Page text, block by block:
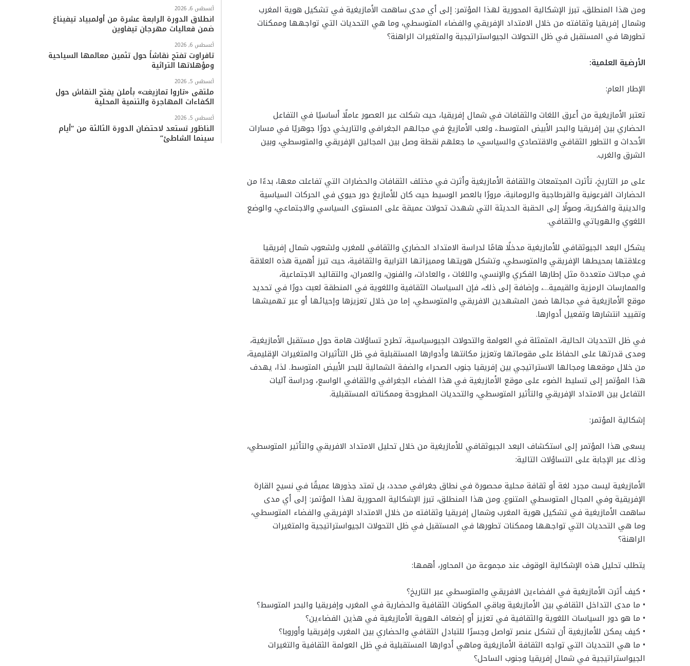
ومن هذا المنطلق، تبرز الإشكالية المحورية لهذا المؤتمر: إلى أي مدى ساهمت الأمازيغية في تشكيل هوية المغرب
وشمال إفريقيا وثقافته من خلال الامتداد الإفريقي والفضاء المتوسطي، وما هي التحديات التي تواجهها وممكنات
تطورها في المستقبل في ظل التحولات الجيواستراتيجية والمتغيرات الراهنة؟
الأرضية العلمية:
الإطار العام:
تعتبر الأمازيغية من أعرق اللغات والثقافات في شمال إفريقيا، حيث شكلت عبر العصور عاملًا أساسيًا في التفاعل
الحضاري بين إفريقيا والبحر الأبيض المتوسط.، ولعب الأمازيغ في مجالهم الجغرافي والتاريخي دورًا جوهريًا في مسارات
الأحداث و التطور الثقافي والاقتصادي والسياسي، ما جعلهم نقطة وصل بين المجالين الإفريقي والمتوسطي، وبين
الشرق والغرب.
على مر التاريخ، تأثرت المجتمعات والثقافة الأمازيغية وأثرت في مختلف الثقافات والحضارات التي تفاعلت معها، بدءًا من
الحضارات الفرعونية والقرطاجية والرومانية، مرورًا بالعصر الوسيط حيث كان للأمازيغ دور حيوي في الحركات السياسية
والدينية والفكرية، وصولًا إلى الحقبة الحديثة التي شهدت تحولات عميقة على المستوى السياسي والاجتماعي، والوضع
اللغوي والهوياتي والثقافي.
يشكل البعد الجيوثقافي للأمازيغية مدخلًا هامًا لدراسة الامتداد الحضاري والثقافي للمغرب ولشعوب شمال إفريقيا
وعلاقتها بمحيطها الإفريقي والمتوسطي، وتشكل هويتها ومميزاتها الترابية والثقافية، حيث تبرز أهمية هذه العلاقة
في مجالات متعددة مثل إطارها الفكري والإنسي، واللغات ، والعادات، والفنون، والعمران، والتقاليد الاجتماعية،
والممارسات الرمزية والقيمية…، وإضافة إلى ذلك، فإن السياسات الثقافية واللغوية في المنطقة لعبت دورًا في تحديد
موقع الأمازيغية في مجالها ضمن المشهدين الافريقي والمتوسطي، إما من خلال تعزيزها وإحيائها أو عبر تهميشها
وتقييد انتشارها وتفعيل أدوارها.
في ظل التحديات الحالية، المتمثلة في العولمة والتحولات الجيوسياسية، تطرح تساؤلات هامة حول مستقبل الأمازيغية،
ومدى قدرتها على الحفاظ على مقوماتها وتعزيز مكانتها وأدوارها المستقبلية في ظل التأثيرات والمتغيرات الإقليمية،
من خلال موقعها ومجالها الاستراتيجي بين إفريقيا جنوب الصحراء والضفة الشمالية للبحر الأبيض المتوسط. لذا، يهدف
هذا المؤتمر إلى تسليط الضوء على موقع الأمازيغية في هذا الفضاء الجغرافي والثقافي الواسع، ودراسة آليات
التفاعل بين الامتداد الإفريقي والتأثير المتوسطي، والتحديات المطروحة وممكناته المستقبلية.
إشكالية المؤتمر:
يسعى هذا المؤتمر إلى استكشاف البعد الجيوثقافي للأمازيغية من خلال تحليل الامتداد الافريقي والتأثير المتوسطي،
وذلك عبر الإجابة على التساؤلات التالية:
الأمازيغية ليست مجرد لغة أو ثقافة محلية محصورة في نطاق جغرافي محدد، بل تمتد جذورها عميقًا في نسيج القارة
الإفريقية وفي المجال المتوسطي المتنوع. ومن هذا المنطلق، تبرز الإشكالية المحورية لهذا المؤتمر: إلى أي مدى
ساهمت الأمازيغية في تشكيل هوية المغرب وشمال إفريقيا وثقافته من خلال الامتداد الإفريقي والفضاء المتوسطي،
وما هي التحديات التي تواجهها وممكنات تطورها في المستقبل في ظل التحولات الجيواستراتيجية والمتغيرات
الراهنة؟
يتطلب تحليل هذه الإشكالية الوقوف عند مجموعة من المحاور، أهمها:
• كيف أثرت الأمازيغية في الفضاءين الافريقي والمتوسطي عبر التاريخ؟
• ما مدى التداخل الثقافي بين الأمازيغية وباقي المكونات الثقافية والحضارية في المغرب وإفريقيا والبحر المتوسط؟
• ما هو دور السياسات اللغوية والثقافية في تعزيز أو إضعاف الهوية الأمازيغية في هذين الفضاءين؟
• كيف يمكن للأمازيغية أن تشكل عنصر تواصل وجسرًا للتبادل الثقافي والحضاري بين المغرب وإفريقيا وأوروبا؟
• ما هي التحديات التي تواجه الثقافة الأمازيغية وماهي أدوارها المستقبلية في ظل العولمة الثقافية والتغيرات
الجيواستراتيجية في شمال إفريقيا وجنوب الساحل؟
أغسطس 6, 2026
انطلاق الدورة الرابعة عشرة من أولمبياد تيفيناغ
ضمن فعاليات مهرجان تيفاوين
أغسطس 6, 2026
تافراوت تفتح نقاشاً حول تثمين معالمها السياحية
ومؤهلاتها التراثية
أغسطس 5, 2026
ملتقى «تاروا تمازيغت» بأملن يفتح النقاش حول
الكفاءات المهاجرة والتنمية المحلية
أغسطس 5, 2026
الناظور تستعد لاحتضان الدورة الثالثة من “أيام
سينما الشاطئ”